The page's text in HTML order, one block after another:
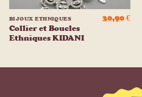
BIJOUX ETHNIQUES
Collier et Boucles
Ethniques KIDANI
30,90€